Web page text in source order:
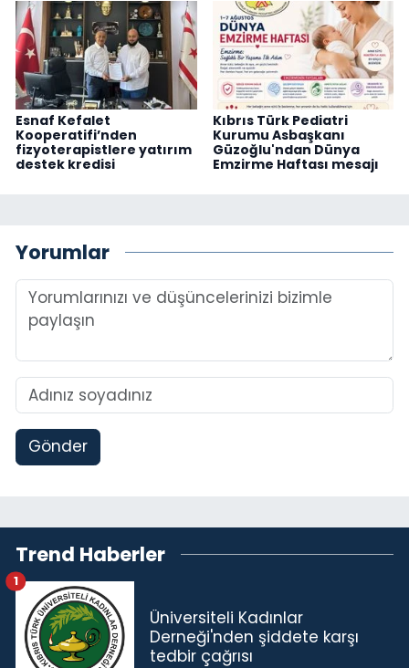
Esnaf Kefalet
Kooperatifi’nden
fizyoterapistlere yatırım
destek kredisi
Kıbrıs Türk Pediatri
Kurumu Asbaşkanı
Güzoğlu'ndan Dünya
Emzirme Haftası mesajı
Yorumlar
Gönder
Trend Haberler
Üniversiteli Kadınlar
Derneği'nden şiddete karşı
tedbir çağrısı
1